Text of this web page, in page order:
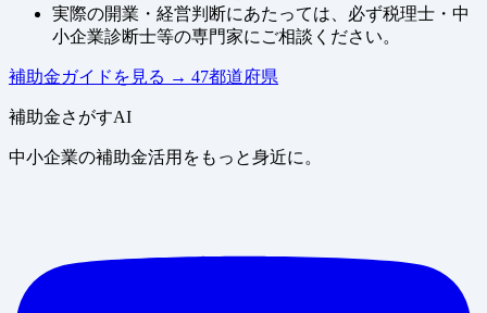
実際の開業・経営判断にあたっては、必ず税理士・中
小企業診断士等の専門家にご相談ください。
補助金ガイドを見る → 47都道府県
補助金さがすAI
中小企業の補助金活用をもっと身近に。